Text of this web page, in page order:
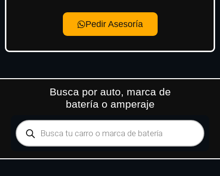
Pedir Asesoría
Busca por auto, marca de
batería o amperaje